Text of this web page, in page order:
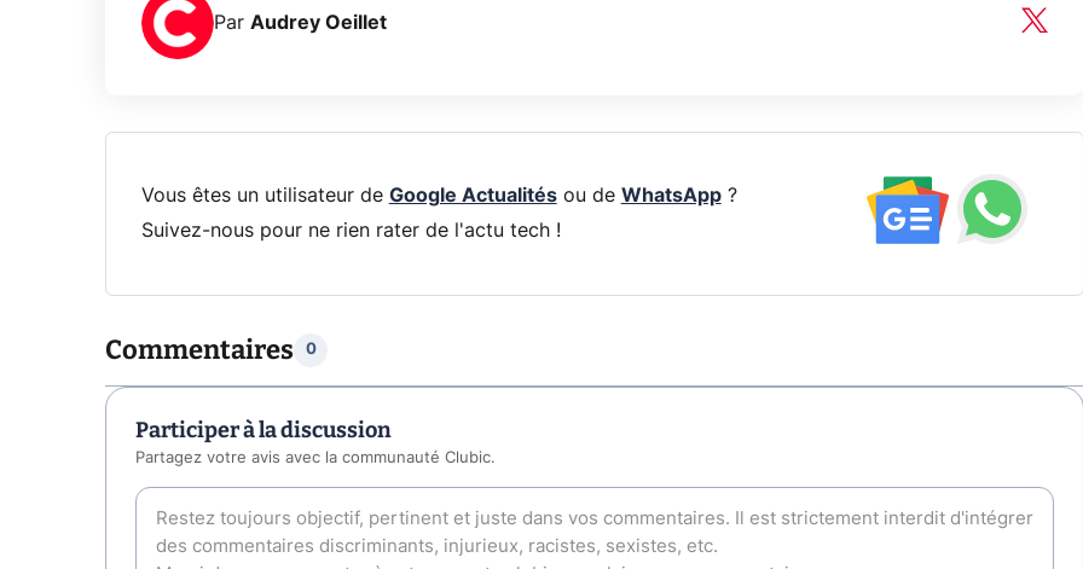
Par Audrey Oeillet
Vous êtes un utilisateur de Google Actualitésou de WhatsApp?
Suivez-nous pour ne rien rater de l'actu tech !
Commentaires 0
Participer à la discussion
Partagez votre avis avec la communauté Clubic.